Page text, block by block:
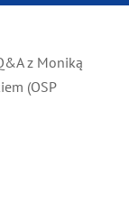
z Moniką
(OSP